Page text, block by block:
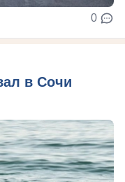
0
в Сочи